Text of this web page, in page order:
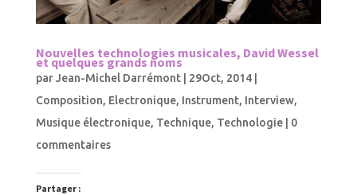
Nouvelles technologies musicales, David Wessel
et quelques grands noms
parJean-Michel Darrémont| 29Oct, 2014|
Composition, Electronique, Instrument, Interview,
Musique électronique, Technique, Technologie| 0
commentaires
Partager :